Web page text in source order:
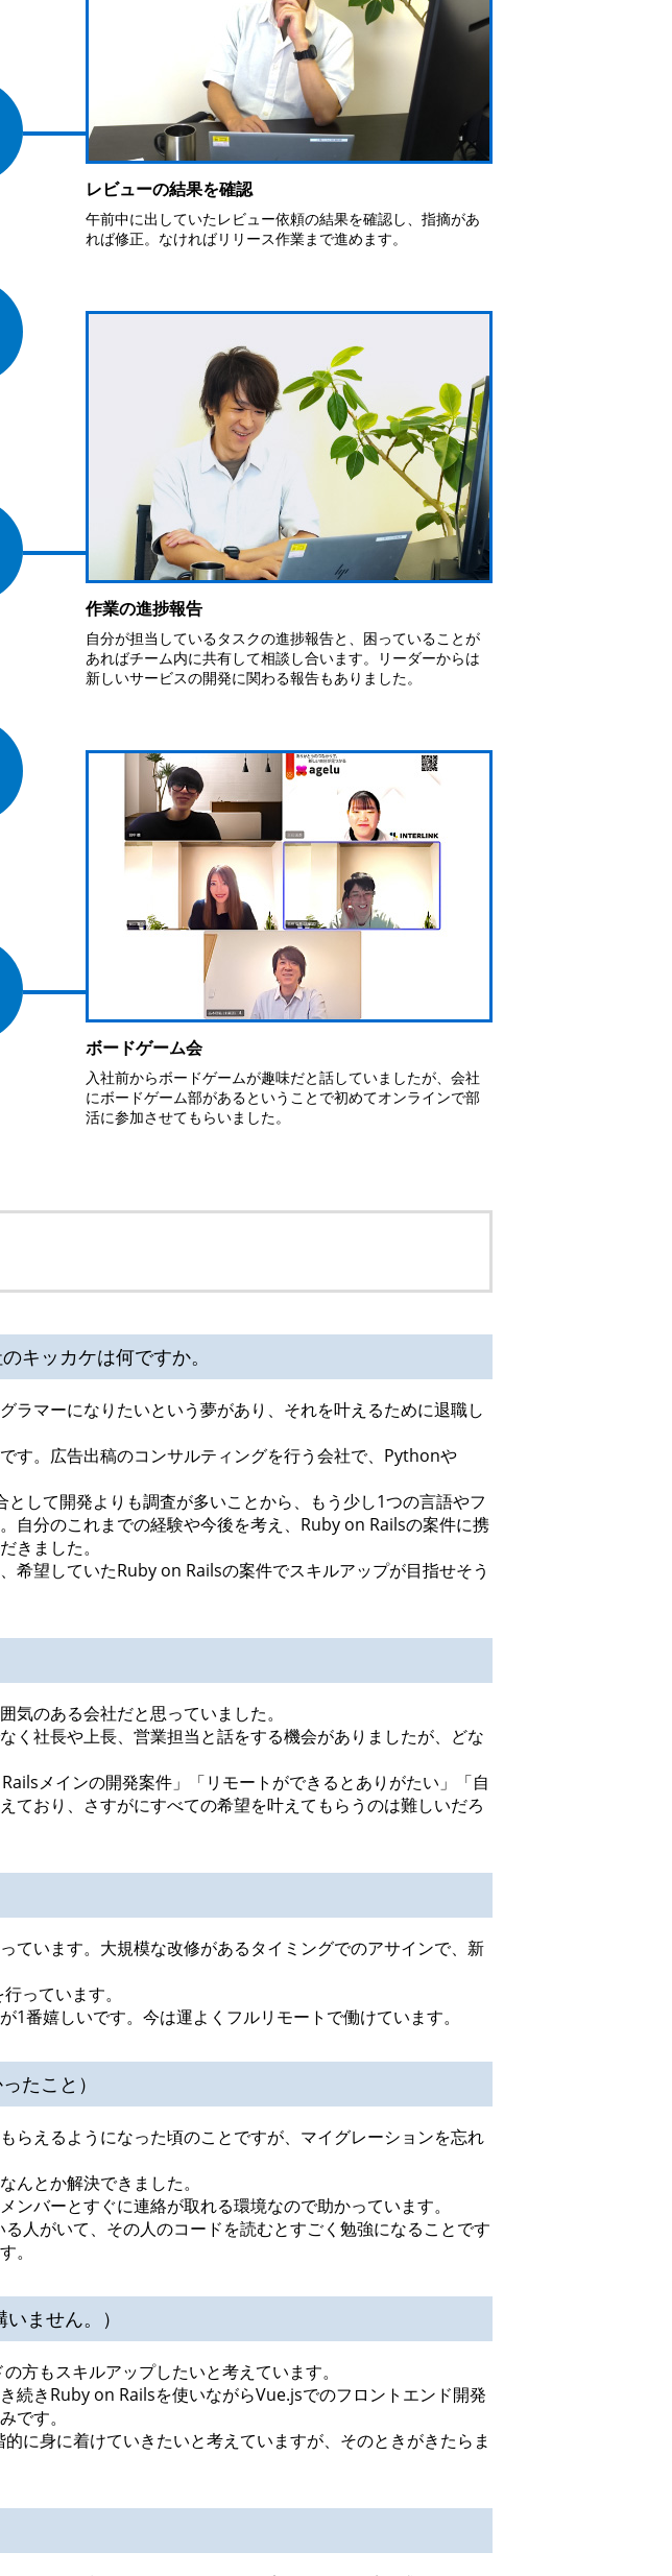
レビューの結果を確認
午前中に出していたレビュー依頼の結果を確認し、指摘があ
れば修正。なければリリース作業まで進めます。
作業の進捗報告
自分が担当しているタスクの進捗報告と、困っていることが
あればチーム内に共有して相談し合います。リーダーからは
新しいサービスの開発に関わる報告もありました。
ボードゲーム会
入社前からボードゲームが趣味だと話していましたが、会社
にボードゲーム部があるということで初めてオンラインで部
活に参加させてもらいました。
キッカケは何ですか。
ラマーになりたいという夢があり、それを叶えるために退職し
す。広告出稿のコンサルティングを行う会社で、Pythonや
して開発よりも調査が多いことから、もう少し1つの言語やフ
自分のこれまでの経験や今後を考え、Ruby on Railsの案件に携
きました。
希望していたRuby on Railsの案件でスキルアップが目指せそう
のある会社だと思っていました。
く社長や上長、営業担当と話をする機会がありましたが、どな
メインの開発案件」「リモートができるとありがたい」「自
ており、さすがにすべての希望を叶えてもらうのは難しいだろ
ています。大規模な改修があるタイミングでのアサインで、新
っています。
番嬉しいです。今は運よくフルリモートで働けています。
たこと）
らえるようになった頃のことですが、マイグレーションを忘れ
とか解決できました。
バーとすぐに連絡が取れる環境なので助かっています。
人がいて、その人のコードを読むとすごく勉強になることです
。
ません。）
方もスキルアップしたいと考えています。
続きRuby on Railsを使いながらVue.jsでのフロントエンド開発
です。
に身に着けていきたいと考えていますが、そのときがきたらま